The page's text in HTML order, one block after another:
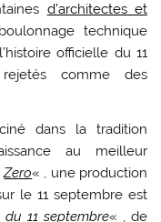
d’architectes et
technique
officielle du 11
comme des
dans la tradition
au meilleur
Zero« , une production
le 11 septembre est
du 11 septembre« , de